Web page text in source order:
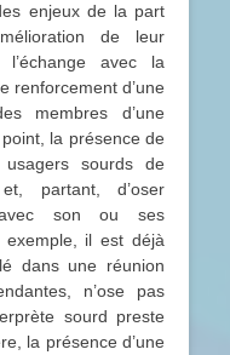
enjeux de la part
de leur
avec la
renforcement d’une
membres d’une
la présence de
usagers sourds de
partant, d’oser
avec son ou ses
il est déjà
dans une réunion
n’ose pas
sourd preste
la présence d’une